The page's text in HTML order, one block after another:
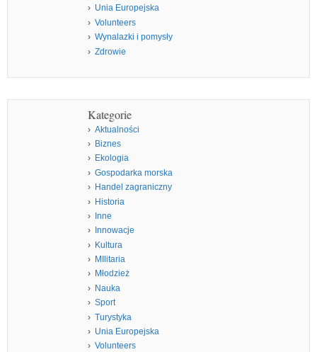
Unia Europejska
Volunteers
Wynalazki i pomysły
Zdrowie
Kategorie
Aktualności
Biznes
Ekologia
Gospodarka morska
Handel zagraniczny
Historia
Inne
Innowacje
Kultura
MIlitaria
Młodzież
Nauka
Sport
Turystyka
Unia Europejska
Volunteers